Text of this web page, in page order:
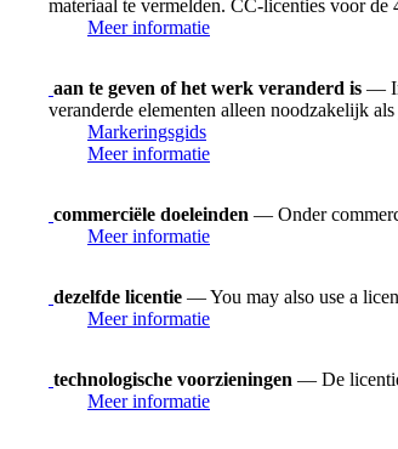
materiaal te vermelden. CC-licenties voor
Meer informatie
aan te geven of het werk veranderd is —
veranderde elementen alleen noodzakelijk
Markeringsgids
Meer informatie
commerciële doeleinden — Onder
Meer informatie
dezelfde licentie — You may also use a
Meer informatie
technologische voorzieningen — De
Meer informatie